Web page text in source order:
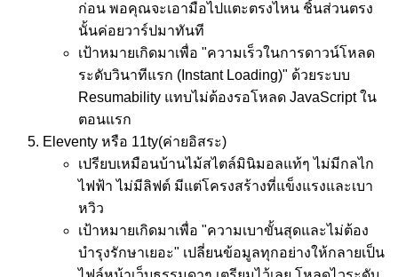
ก่อน พอคุณจะเอามือไปแตะตรงไหน ชิ้นส่วนตรง
นั้นค่อยวาร์ปมาทันที
เป้าหมายเกิดมาเพื่อ "ความเร็วในการดาวน์โหลด
ระดับวินาทีแรก (Instant Loading)" ด้วยระบบ
Resumability แทบไม่ต้องรอโหลด JavaScript ใน
ตอนแรก
Eleventy หรือ 11ty(ค่ายอิสระ)
เปรียบเหมือนบ้านไม้สไตล์มินิมอลแท้ๆ ไม่มีกลไก
ไฟฟ้า ไม่มีลิฟต์ มีแต่โครงสร้างที่แข็งแรงและเบา
หวิว
เป้าหมายเกิดมาเพื่อ "ความเบาขั้นสุดและไม่ต้อง
บำรุงรักษาเยอะ" เปลี่ยนข้อมูลทุกอย่างให้กลายเป็น